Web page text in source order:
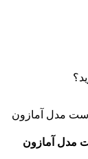
مدل آمازون